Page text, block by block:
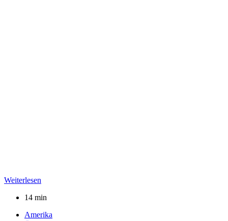
Weiterlesen
14 min
Amerika